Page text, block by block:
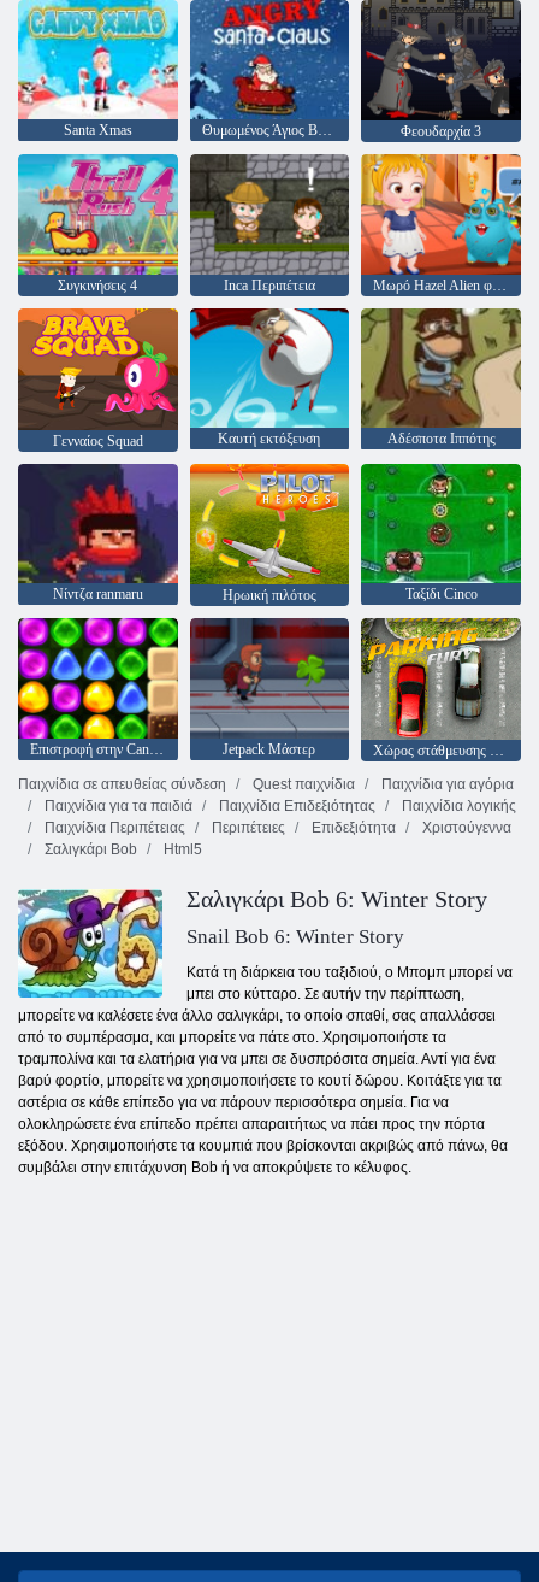
Santa Xmas Θυμωμένος Άγιος Βασίλης Φεουδαρχία 3
Συγκινήσεις 4 Inca Περιπέτεια Μωρό Hazel Alien φίλο
Γενναίος Squad Καυτή εκτόξευση Αδέσποτα Ιππότης
Νίντζα ranmaru Ηρωική πιλότος Ταξίδι Cinco
Επιστροφή στην Candyland 4: Lollipop Κήπος Jetpack Μάστερ
Χώρος στάθμευσης μανία
Παιχνίδια σε απευθείας σύνδεση
Quest παιχνίδια
Παιχνίδια για αγόρια
Παιχνίδια για τα παιδιά
Παιχνίδια Επιδεξιότητας
Παιχνίδια λογικής
Παιχνίδια Περιπέτειας
Περιπέτειες Επιδεξιότητα
Χριστούγεννα
Σαλιγκάρι Bob
Html5
Σαλιγκάρι Bob 6: Winter Story
Snail Bob 6: Winter Story
Κατά τη διάρκεια του ταξιδιού, ο Μπομπ μπορεί να
μπει στο κύτταρο. Σε αυτήν την περίπτωση,
μπορείτε να καλέσετε ένα άλλο σαλιγκάρι, το οποίο σπαθί, σας απαλλάσσει
από το συμπέρασμα, και μπορείτε να πάτε στο. Χρησιμοποιήστε τα
τραμπολίνα και τα ελατήρια για να μπει σε δυσπρόσιτα σημεία. Αντί για ένα
βαρύ φορτίο, μπορείτε να χρησιμοποιήσετε το κουτί δώρου. Κοιτάξτε για τα
αστέρια σε κάθε επίπεδο για να πάρουν περισσότερα σημεία. Για να
ολοκληρώσετε ένα επίπεδο πρέπει απαραιτήτως να πάει προς την πόρτα
εξόδου. Χρησιμοποιήστε τα κουμπιά που βρίσκονται ακριβώς από πάνω, θα
συμβάλει στην επιτάχυνση Bob ή να αποκρύψετε το κέλυφος.